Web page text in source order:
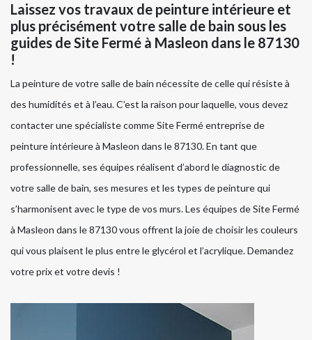
Laissez vos travaux de peinture intérieure et
plus précisément votre salle de bain sous les
guides de Site Fermé à Masleon dans le 87130
!
La peinture de votre salle de bain nécessite de celle qui résiste à
des humidités et à l’eau. C’est la raison pour laquelle, vous devez
contacter une spécialiste comme Site Fermé entreprise de
peinture intérieure à Masleon dans le 87130. En tant que
professionnelle, ses équipes réalisent d’abord le diagnostic de
votre salle de bain, ses mesures et les types de peinture qui
s’harmonisent avec le type de vos murs. Les équipes de Site Fermé
à Masleon dans le 87130 vous offrent la joie de choisir les couleurs
qui vous plaisent le plus entre le glycérol et l’acrylique. Demandez
votre prix et votre devis !